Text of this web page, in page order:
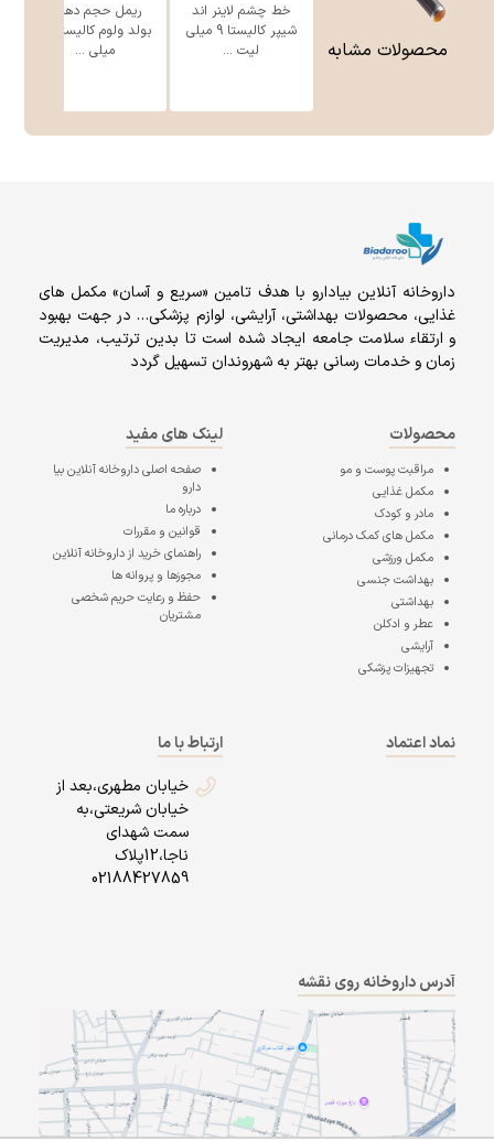
محصولات مشابه
خط چشم لاینر اند
شیپر کالیستا 9 میلی
لیت ...
ریمل حجم دهنده
میلی ...
داروخانه آنلاين بيادارو با هدف تامين «سریع و آسان» مكمل هاى
غذايى، محصولات بهداشتى، آرايشى، لوازم پزشکی… در جهت بهبود
و ارتقاء سلامت جامعه ایجاد شده است تا بدین ترتیب، مدیریت
زمان و خدمات رسانی بهتر به شهروندان تسهیل گردد
محصولات
مراقبت پوست و مو
مکمل غذایی
مادر و کودک
مکمل های کمک درمانی
مکمل ورزشی
بهداشت جنسی
بهداشتی
عطر و ادکلن
آرایشی
تجهیزات پزشکی
لینک های مفید
صفحه اصلیداروخانه آنلاین بیا
دارو
درباره ما
قوانین و مقررات
راهنمای خرید از داروخانه آنلاین
مجوزها و پروانه ها
حفظ و رعایت حریم شخصی
مشتریان
نماد اعتماد
ارتباط با ما
خیابان مطهری،بعد از
خیابان شریعتی،به
سمت شهدای
ناجا،12پلاک
02188427859
آدرس داروخانه روی نقشه